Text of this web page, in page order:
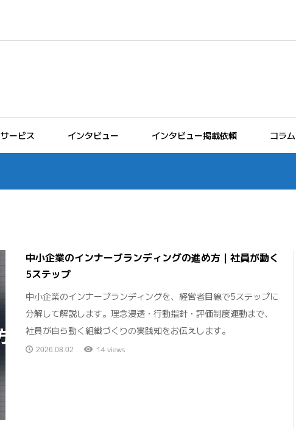
サービス インタビュー インタビュー掲載依頼 コラム
中小企業のインナーブランディングの進め方｜社員が動く
5ステップ
中小企業のインナーブランディングを、経営者目線で5ステップに
分解して解説します。理念浸透・行動指針・評価制度連動まで、
社員が自ら動く組織づくりの実践知をお伝えします。
2026.08.02 14 views